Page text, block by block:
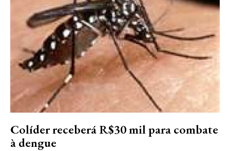
Colíder receberá R$30 mil para combate
à dengue